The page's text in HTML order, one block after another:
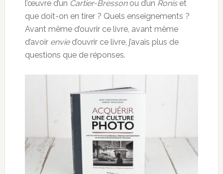
l’œuvre d’un Cartier-Bressonou d’un Roniset
que doit-on en tirer ? Quels enseignements ?
Avant même d’ouvrir ce livre, avant même
d’avoir envied’ouvrir ce livre, j’avais plus de
questions que de réponses.